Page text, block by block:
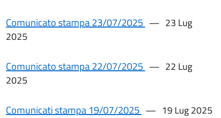
Comunicato stampa 23/07/2025
23 Lug
2025
Comunicato stampa 22/07/2025
22 Lug
2025
Comunicati stampa 19/07/2025 19 Lug 2025